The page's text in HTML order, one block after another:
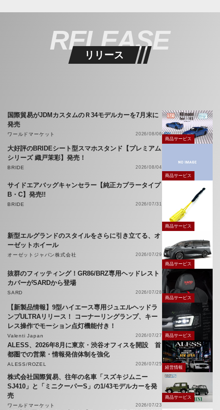
RELEASE
リリース
国際貿易がJDMカスタムのＲ34モデルカーを7月末に
発売
ワールドマーケット
2026/08/06
商品サービス
大好評のBRIDEシート型スマホスタンド【プレミアム
シリーズ 織戸茉彩】発売！
BRIDE
2026/08/04
商品サービス
サイドエアバッグキャンセラー【純正カプラータイプ
B・C】発売!!
BRIDE 2026/07/31
商品サービス
新型エルグランドのスタイルをさらに引き立てる、オ
ーゼットホイール
オーゼットジャパン株式会社
2026/07/29
商品サービス
抜群のフィッティング！GR86/BRZ専用ヘッドレスト
カバーがSARDから登場
SARD
2026/07/28
商品サービス
【新製品情報】9型ハイエース専用ジュエルヘッドラ
ンプULTRAリリース！ コーナーリングランプ、キー
レス操作でモーション点灯機能付き！
Valenti Japan 2026/07/27 商品サービス
ALESS、2026年8月に東京・渋谷オフィスを開設 首
都圏での営業・情報発信体制を強化
ALESS/ROZEL 2026/07/25
経営情報
株式会社国際貿易、往年の名車「スズキジムニー
SJ410」と「ミニクーパーS」の1/43モデルカーを発
売
ワールドマーケット 2026/07/23
商品サービス